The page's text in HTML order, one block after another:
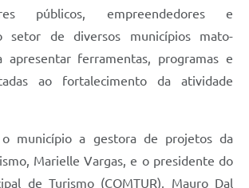
públicos, empreendedores e
setor de diversos municípios mato-
apresentar ferramentas, programas e
ao fortalecimento da atividade
o município a gestora de projetos da
Marielle Vargas, e o presidente do
de Turismo (COMTUR), Mauro Dal